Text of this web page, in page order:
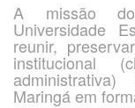
A missão do
Universidade
reunir,
institucional
Maringá em